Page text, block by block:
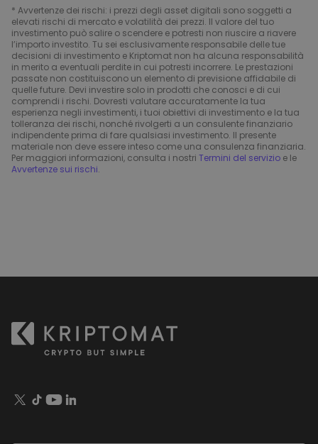
* Avvertenze dei rischi: i prezzi degli asset digitali sono soggetti a
elevati rischi di mercato e volatilità dei prezzi. Il valore del tuo
investimento può salire o scendere e potresti non riuscire a riavere
l’importo investito. Tu sei esclusivamente responsabile delle tue
decisioni di investimento e Kriptomat non ha alcuna responsabilità
in merito a eventuali perdite in cui potresti incorrere. Le prestazioni
passate non costituiscono un elemento di previsione affidabile di
quelle future. Devi investire solo in prodotti che conosci e di cui
comprendi i rischi. Dovresti valutare accuratamente la tua
esperienza negli investimenti, i tuoi obiettivi di investimento e la tua
tolleranza dei rischi, nonché rivolgerti a un consulente finanziario
indipendente prima di fare qualsiasi investimento. Il presente
materiale non deve essere inteso come una consulenza finanziaria.
Per maggiori informazioni, consulta i nostri Termini del servizio e le
Avvertenze sui rischi.